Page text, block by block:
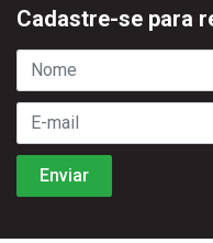
Cadastre-se para